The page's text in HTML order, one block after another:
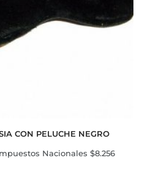
CON PELUCHE NEGRO
Nacionales $8.256